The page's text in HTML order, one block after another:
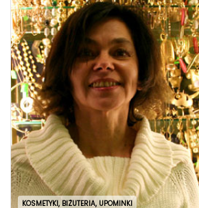
KOSMETYKI, BIŻUTERIA, UPOMINKI